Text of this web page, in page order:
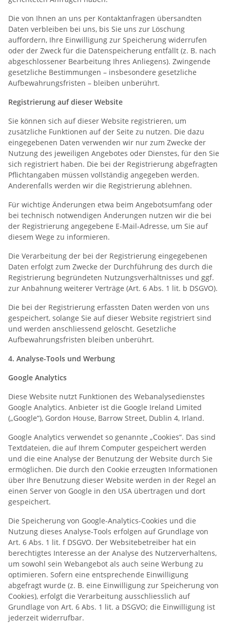
Die von Ihnen an uns per Kontaktanfragen übersandten
Daten verbleiben bei uns, bis Sie uns zur Löschung
auffordern, Ihre Einwilligung zur Speicherung widerrufen
oder der Zweck für die Datenspeicherung entfällt (z. B. nach
abgeschlossener Bearbeitung Ihres Anliegens). Zwingende
gesetzliche Bestimmungen – insbesondere gesetzliche
Aufbewahrungsfristen – bleiben unberührt.
Registrierung auf dieser Website
Sie können sich auf dieser Website registrieren, um
zusätzliche Funktionen auf der Seite zu nutzen. Die dazu
eingegebenen Daten verwenden wir nur zum Zwecke der
Nutzung des jeweiligen Angebotes oder Dienstes, für den Sie
sich registriert haben. Die bei der Registrierung abgefragten
Pflichtangaben müssen vollständig angegeben werden.
Anderenfalls werden wir die Registrierung ablehnen.
Für wichtige Änderungen etwa beim Angebotsumfang oder
bei technisch notwendigen Änderungen nutzen wir die bei
der Registrierung angegebene E-Mail-Adresse, um Sie auf
diesem Wege zu informieren.
Die Verarbeitung der bei der Registrierung eingegebenen
Daten erfolgt zum Zwecke der Durchführung des durch die
Registrierung begründeten Nutzungsverhältnisses und ggf.
zur Anbahnung weiterer Verträge (Art. 6 Abs. 1 lit. b DSGVO).
Die bei der Registrierung erfassten Daten werden von uns
gespeichert, solange Sie auf dieser Website registriert sind
und werden anschliessend gelöscht. Gesetzliche
Aufbewahrungsfristen bleiben unberührt.
4. Analyse-Tools und Werbung
Google Analytics
Diese Website nutzt Funktionen des Webanalysedienstes
Google Analytics. Anbieter ist die Google Ireland Limited
(„Google“), Gordon House, Barrow Street, Dublin 4, Irland.
Google Analytics verwendet so genannte „Cookies“. Das sind
Textdateien, die auf Ihrem Computer gespeichert werden
und die eine Analyse der Benutzung der Website durch Sie
ermöglichen. Die durch den Cookie erzeugten Informationen
über Ihre Benutzung dieser Website werden in der Regel an
einen Server von Google in den USA übertragen und dort
gespeichert.
Die Speicherung von Google-Analytics-Cookies und die
Nutzung dieses Analyse-Tools erfolgen auf Grundlage von
Art. 6 Abs. 1 lit. f DSGVO. Der Websitebetreiber hat ein
berechtigtes Interesse an der Analyse des Nutzerverhaltens,
um sowohl sein Webangebot als auch seine Werbung zu
optimieren. Sofern eine entsprechende Einwilligung
abgefragt wurde (z. B. eine Einwilligung zur Speicherung von
Cookies), erfolgt die Verarbeitung ausschliesslich auf
Grundlage von Art. 6 Abs. 1 lit. a DSGVO; die Einwilligung ist
jederzeit widerrufbar.